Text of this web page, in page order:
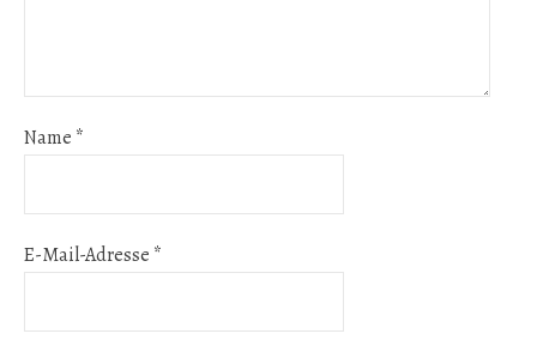
Name *
E-Mail-Adresse *